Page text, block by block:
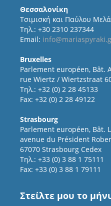
Θεσσαλονίκη
Τσιμισκή και Παύλου
Τηλ.: +30 2310 237344
Email:
Bruxelles
Parlement européen, Bât.
rue Wiertz / Wiertzstraat
Τηλ.: +32 (0) 2 28 45133
Fax: +32 (0) 2 28 49122
Strasbourg
Parlement européen, Bât.
avenue du Président
67070 Strasbourg Cedex
Τηλ.: +33 (0) 3 88 1 75111
Fax: +33 (0) 3 88 1 79111
Στείλτε μου το